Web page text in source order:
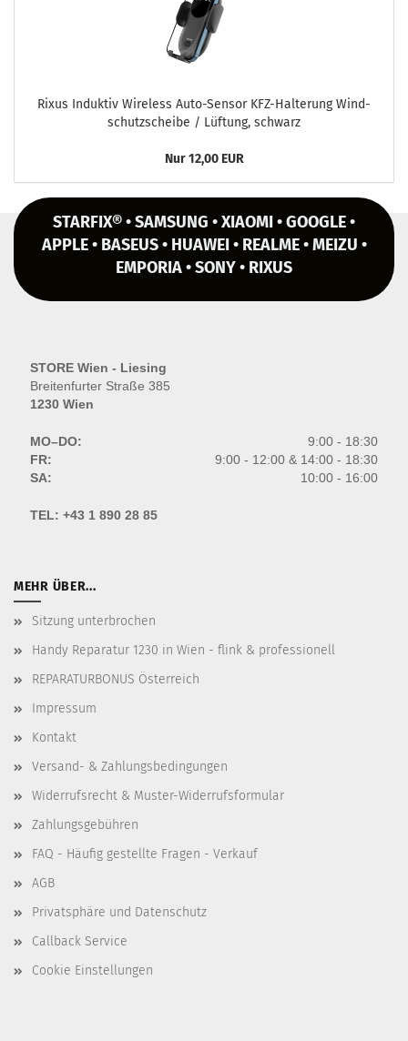
Rixus In­duk­tiv Wire­less Auto-​Sensor KFZ-​Halterung Wind­
schutz­schei­be / Lüf­tung, schwarz
Nur 12,00 EUR
STARFIX® • SAMSUNG • XIAOMI • GOOGLE •
APPLE • BASEUS • HUAWEI • REALME • MEIZU •
EMPORIA • SONY • RIXUS
STORE Wien - Liesing
Breitenfurter Straße 385
1230 Wien
MO–DO:
9:00 - 18:30
FR:
9:00 - 12:00 & 14:00 - 18:30
SA:
10:00 - 16:00
TEL: +43 1 890 28 85
MEHR ÜBER...
Sitzung unterbrochen
Handy Reparatur 1230 in Wien - flink & professionell
REPARATURBONUS Österreich
Impressum
Kontakt
Versand- & Zahlungsbedingungen
Widerrufsrecht & Muster-Widerrufsformular
Zahlungsgebühren
FAQ - Häufig gestellte Fragen - Verkauf
AGB
Privatsphäre und Datenschutz
Callback Service
Cookie Einstellungen